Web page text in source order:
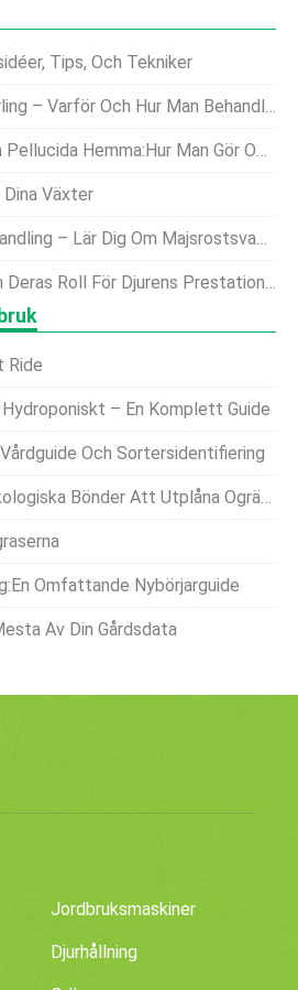
Tips, Och Tekniker
– Varför Och Hur Man Behandlar
Hemma:Hur Man Gör Och Dess Fördelar
Växter
– Lär Dig Om Majsrostsvampkontroll
För Djurens Prestation Och Välbefinnande
Ride
– En Komplett Guide
Och Sortersidentifiering
Bönder Att Utplåna Ogräs Med:grus
Omfattande Nybörjarguide
Av Din Gårdsdata
Jordbruksmaskiner
Djurhållning